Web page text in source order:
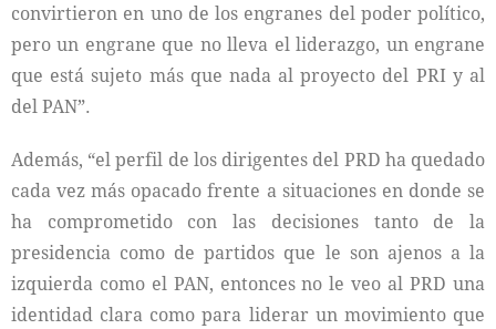
convirtieron en uno de los engranes del poder político,
pero un engrane que no lleva el liderazgo, un engrane
que está sujeto más que nada al proyecto del PRI y al
del PAN”.
Además, “el perfil de los dirigentes del PRD ha quedado
cada vez más opacado frente a situaciones en donde se
ha comprometido con las decisiones tanto de la
presidencia como de partidos que le son ajenos a la
izquierda como el PAN, entonces no le veo al PRD una
identidad clara como para liderar un movimiento que